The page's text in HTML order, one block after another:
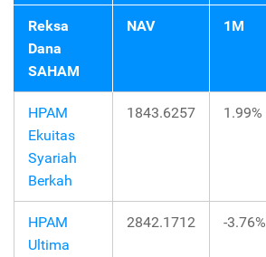
Reksa
Dana
SAHAM
NAV 1M
HPAM
Ekuitas
Syariah
Berkah
1843.6257 1.99%
HPAM
Ultima
2842.1712 -3.76%